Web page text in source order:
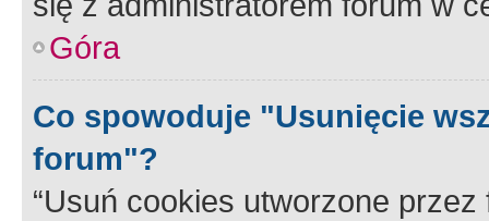
Góra
Co spowoduje "Usunięcie
forum"?
“Usuń cookies utworzone